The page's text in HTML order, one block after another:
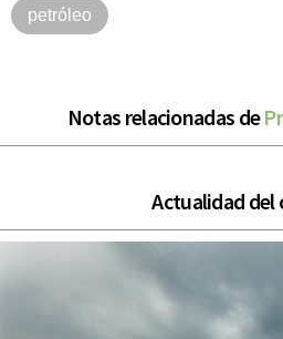
petróleo
Notas relacionadas de
Actualidad del